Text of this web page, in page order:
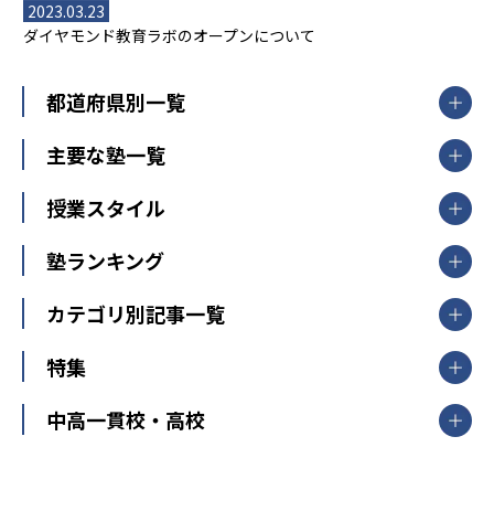
2023.03.23
ダイヤモンド教育ラボのオープンについて
都道府県別一覧
北海道・東北
山形県
福島県
関東
東京都
神奈川県
茨城県
栃木県
群馬県
新潟県
中部
愛知県
静岡県
長野県
主要な塾一覧
【掲載塾一覧を見る】
東京個別指導学院
明光義塾
個別教室のトライ
武田塾
授業スタイル
個別指導
オンライン指導
塾ランキング
中学受験ランキング
カテゴリ別記事一覧
中学受験
大学受験
特集
開成番長直伝！子どもの受験を成功させる方法
中高一貫校・高校